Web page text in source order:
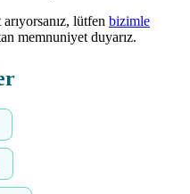
lütfen bizimle
memnuniyet duyarız.